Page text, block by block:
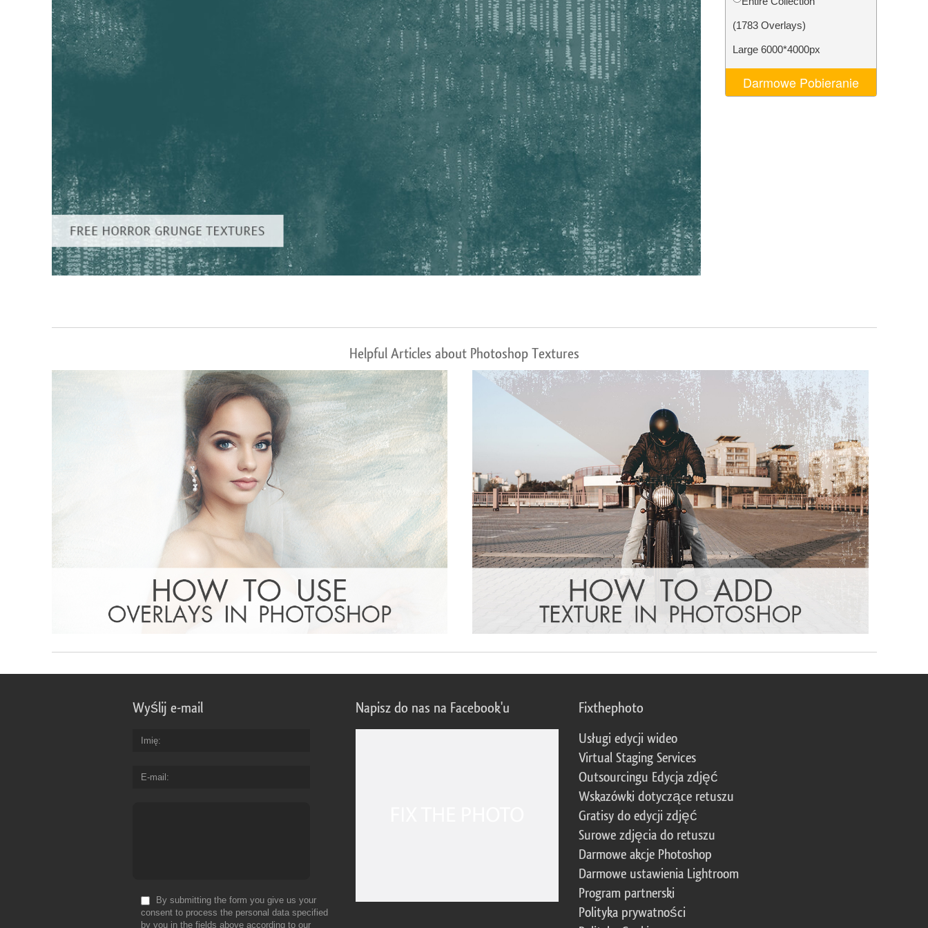
Usługi retuszu produktów Usługi retuszu biżuterii Dane Treningowe AI Video Editing Services
(1783 Overlays)
Large 6000*4000px
Darmowe Pobieranie
Helpful Articles about Photoshop Textures
Wyślij e-mail
Imię
E-mail
By submitting the form you give us your
consent to process the personal data specified
by you in the fields above according to our
Napisz do nas na Facebook'u Fixthephoto
Usługi edycji wideo
Virtual Staging Services
Outsourcingu Edycja zdjęć
Wskazówki dotyczące retuszu
Gratisy do edycji zdjęć
Surowe zdjęcia do retuszu
Darmowe akcje Photoshop
Darmowe ustawienia Lightroom
Program partnerski
Polityka prywatności